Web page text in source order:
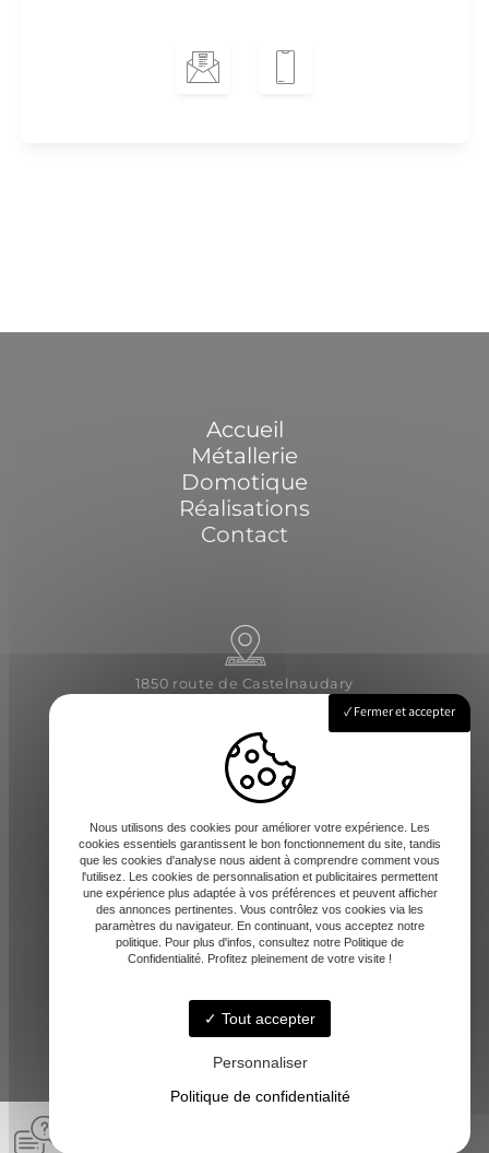
Accueil
Métallerie
Domotique
Réalisations
Contact
1850 route de Castelnaudary
contact@amd-31.fr
06 13 65 44 06
Fermer et accepter
Nous utilisons des cookies pour améliorer votre expérience. Les
cookies essentiels garantissent le bon fonctionnement du site, tandis
que les cookies d'analyse nous aident à comprendre comment vous
l'utilisez. Les cookies de personnalisation et publicitaires permettent
une expérience plus adaptée à vos préférences et peuvent afficher
des annonces pertinentes. Vous contrôlez vos cookies via les
paramètres du navigateur. En continuant, vous acceptez notre
politique. Pour plus d'infos, consultez notre Politique de
Confidentialité. Profitez pleinement de votre visite !
Tout accepter
Personnaliser
Politique de confidentialité